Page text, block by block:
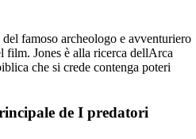
famoso archeologo e avventuriero
film. Jones è alla ricerca dellArca
che si crede contenga poteri
de I predatori